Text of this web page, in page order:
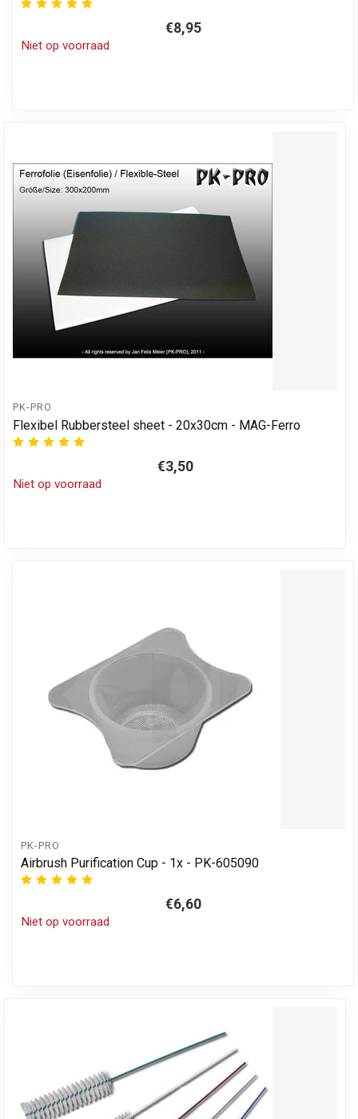
€8,95
Niet op voorraad
PK-PRO
Flexibel Rubbersteel sheet - 20x30cm - MAG-Ferro
€3,50
Niet op voorraad
PK-PRO
Airbrush Purification Cup - 1x - PK-605090
€6,60
Niet op voorraad